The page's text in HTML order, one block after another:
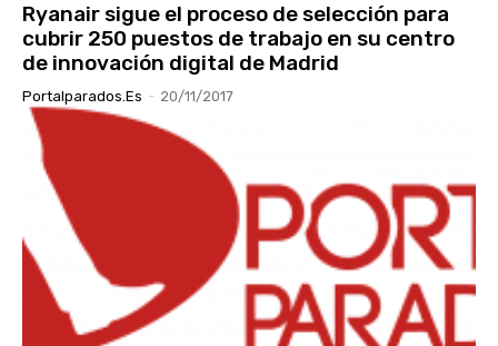
Ryanair sigue el proceso de selección para
cubrir 250 puestos de trabajo en su centro
de innovación digital de Madrid
Portalparados.es - 20/11/2017